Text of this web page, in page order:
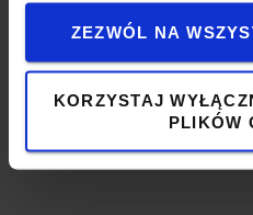
ZEZWÓL NA
KORZYSTAJ
PLIKÓW
Innowacje i
źródło rozwiązań
naszej wizji przyszłości.
Dowiedz się więcej >